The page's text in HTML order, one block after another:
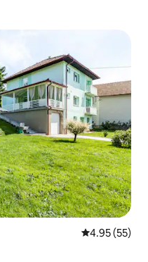
Calificación
4.95 (55)